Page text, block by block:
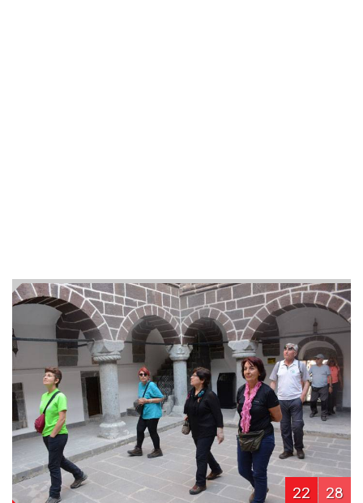
22 28